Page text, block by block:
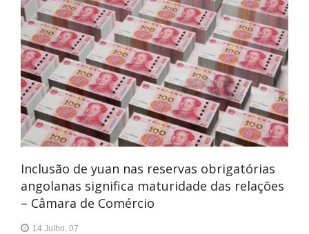
Inclusão de yuan nas reservas obrigatórias
angolanas significa maturidade das relações
– Câmara de Comércio
14 Julho, 07